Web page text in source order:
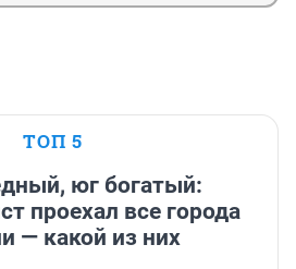
ТОП 5
юг богатый:
проехал все города
— какой из них